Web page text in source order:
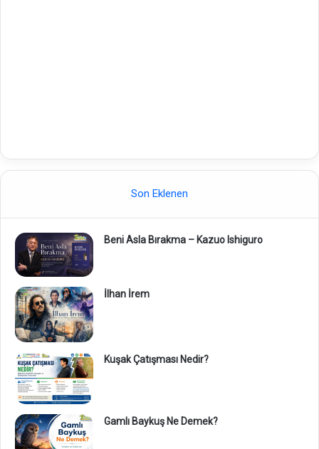
Son Eklenen
Beni Asla Bırakma – Kazuo Ishiguro
İlhan İrem
Kuşak Çatışması Nedir?
Gamlı Baykuş Ne Demek?